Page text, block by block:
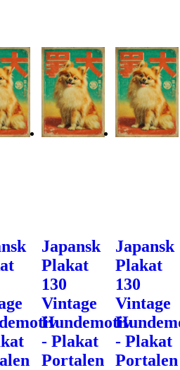
Japansk
Plakat
130
Vintage
Hundemotiv
- Plakat
Portalen
Japansk
Plakat
130
Vintage
- Plakat
Portalen